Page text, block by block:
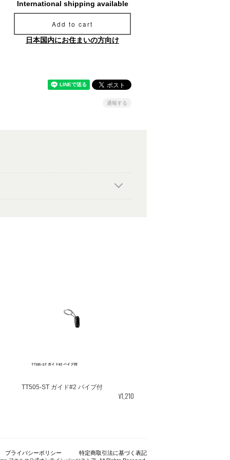
International shipping available
Add to cart
日本国内にお住まいの方向け
通報する
TT505-ST ガイド#2 パイプ付
¥1,210
プライバシーポリシー 特定商取引法に基づく表記